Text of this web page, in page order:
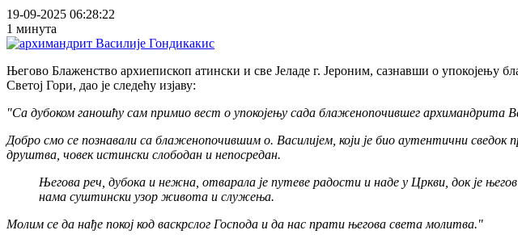
19-09-2025 06:28:22
1 минута
Његово Блаженство архиепископ атински и све Јеладе г. Јероним, сазнавши о упокојењу
Светој Гори, дао је следећу изјаву:
"Са дубоком ганошћу сам примио вест о упокојењу сада блаженопочившег архимандрита
Добро смо се познавали са блаженопочившим о. Василијем, који је био аутентични
друштва, човек истински слободан и непосредан.
Његова реч, дубока и нежна, отварала је путеве радости и наде у Цркви, док је
нама суштински узор живота и служења.
Молим се да нађе покој код васкрслог Господа и да нас прати његова света молитва."